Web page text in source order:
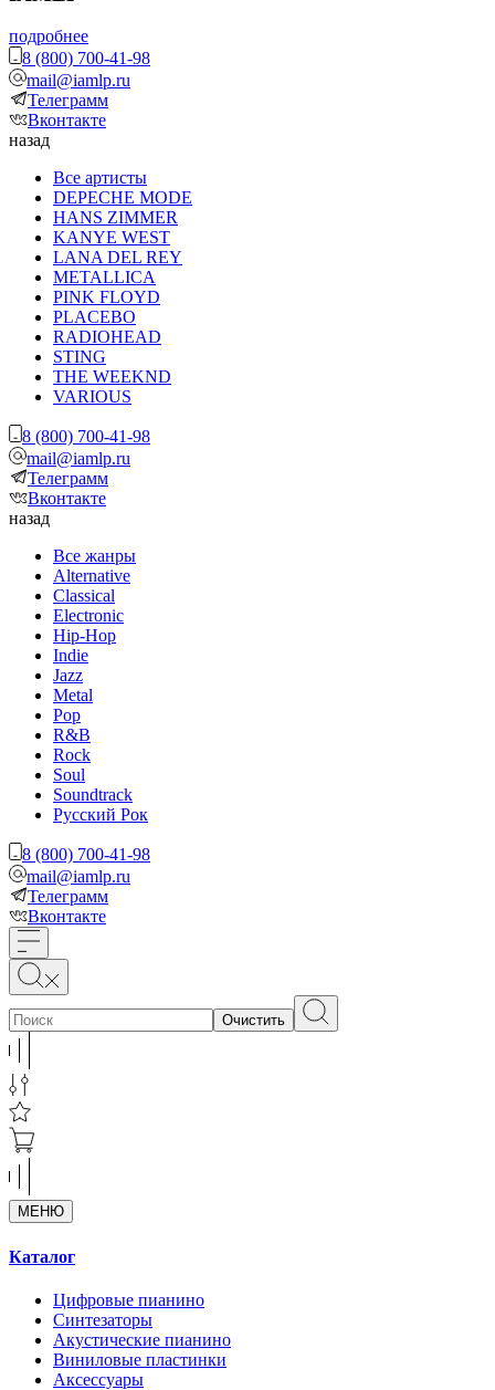
подробнее
8 (800) 700-41-98
mail@iamlp.ru
Телеграмм
Вконтакте
назад
Все артисты
DEPECHE MODE
HANS ZIMMER
KANYE WEST
LANA DEL REY
METALLICA
PINK FLOYD
PLACEBO
RADIOHEAD
STING
THE WEEKND
VARIOUS
8 (800) 700-41-98
mail@iamlp.ru
Телеграмм
Вконтакте
назад
Все жанры
Alternative
Classical
Electronic
Hip-Hop
Indie
Jazz
Metal
Pop
R&B
Rock
Soul
Soundtrack
Русский Рок
8 (800) 700-41-98
mail@iamlp.ru
Телеграмм
Вконтакте
Очистить
МЕНЮ
Каталог
Цифровые пианино
Синтезаторы
Акустические пианино
Виниловые пластинки
Аксессуары